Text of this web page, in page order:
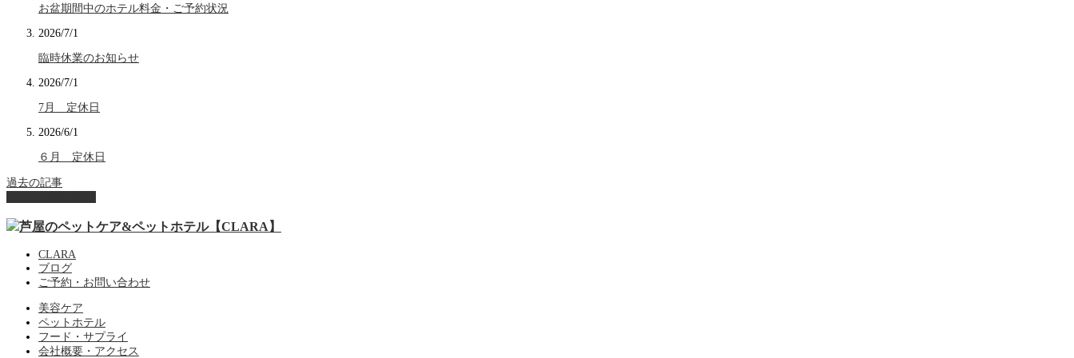
お盆期間中のホテル料金・ご予約状況
2026/7/1
臨時休業のお知らせ
2026/7/1
7月 定休日
2026/6/1
６月 定休日
過去の記事
CLARA
ブログ
ご予約・お問い合わせ
美容ケア
ペットホテル
フード・サプライ
会社概要・アクセス